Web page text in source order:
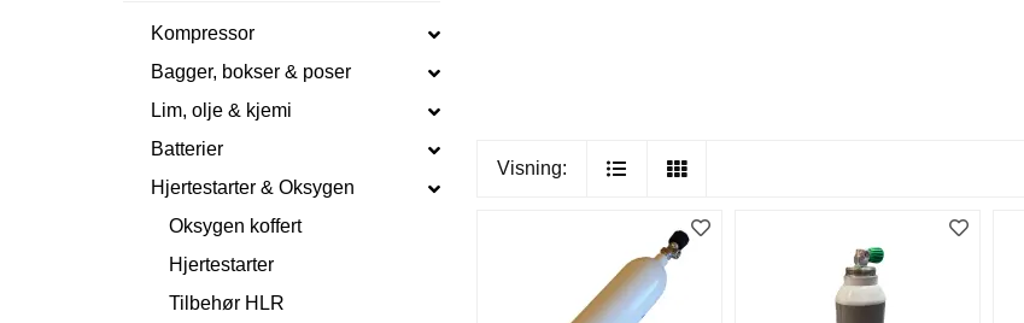
Kompressor
Bagger, bokser & poser
Lim, olje & kjemi
Batterier
Hjertestarter & Oksygen
Oksygen koffert
Hjertestarter
Tilbehør HLR
Visning: